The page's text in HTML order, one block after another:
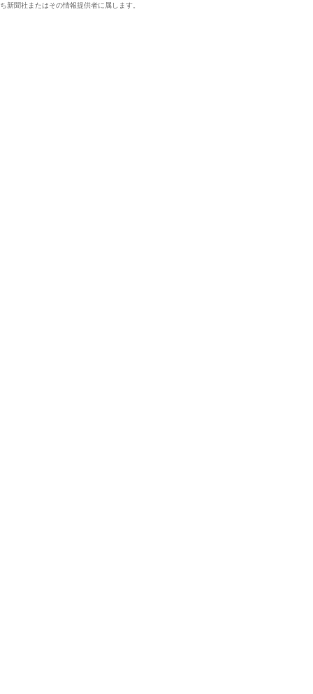
ち新聞社またはその情報提供者に属します。